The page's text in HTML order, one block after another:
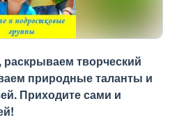
творческий
природные таланты и
Приходите сами и